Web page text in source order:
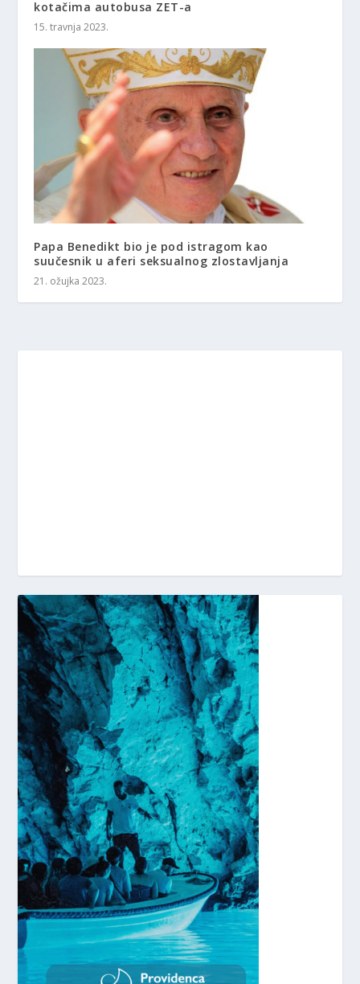
kotačima autobusa ZET-a
15. travnja 2023.
Papa Benedikt bio je pod istragom kao
suučesnik u aferi seksualnog zlostavljanja
21. ožujka 2023.